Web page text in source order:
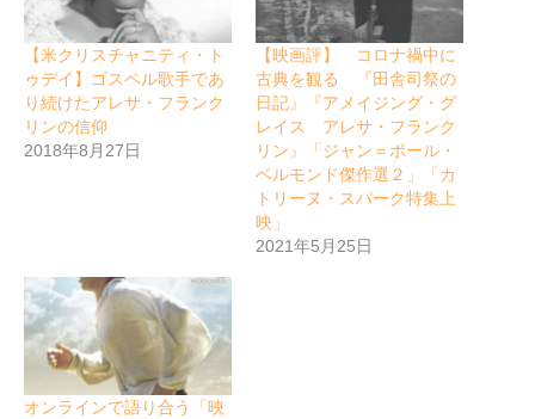
【米クリスチャニティ・ト
ゥデイ】ゴスペル歌手であ
り続けたアレサ・フランク
リンの信仰
2018年8月27日
【映画評】 コロナ禍中に
古典を観る 『田舎司祭の
日記』『アメイジング・グ
レイス アレサ・フランク
リン』「ジャン＝ポール・
ベルモンド傑作選２」「カ
トリーヌ・スパーク特集上
映」
2021年5月25日
オンラインで語り合う「映